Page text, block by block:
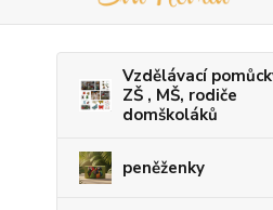
Vzdělávací
ZŠ , MŠ, rodiče
domškoláků
peněženky